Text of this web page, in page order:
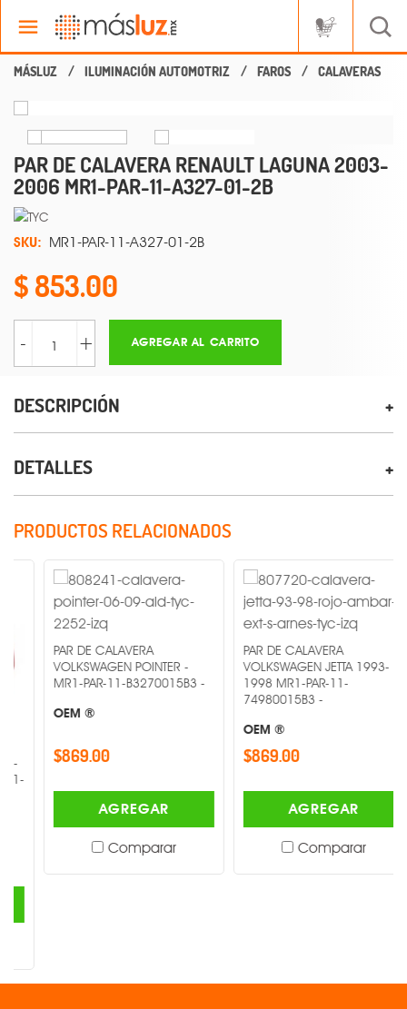
ILUMINACIÓN AUTOMOTRIZ FAROS CALAVERAS
PAR DE CALAVERA RENAULT LAGUNA 2003-
2006 MR1-PAR-11-A327-01-2B
SKU: MR1-PAR-11-A327-01-2B
853.00
- + AGREGAR AL CARRITO
DESCRIPCIÓN
DETALLES
PRODUCTOS RELACIONADOS
PAR DE CALAVERA
VOLKSWAGEN POINTER -
MR1-PAR-11-B3270015B3 -
OEM ®
$869.00
AGREGAR
Comparar
PAR DE CALAVERA
VOLKSWAGEN JETTA 1993-
1998 MR1-PAR-11-
74980015B3 -
OEM ®
$869.00
AGREGAR
Comparar